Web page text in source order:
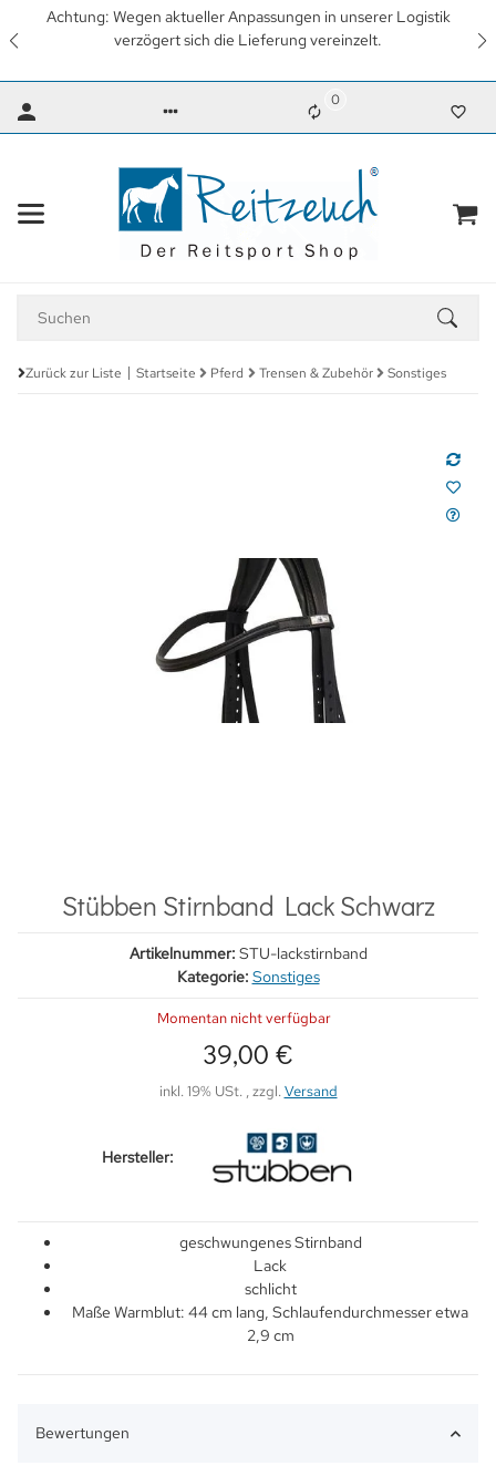
aktueller Anpassungen in unserer Logistik
verzögert sich die Lieferung vereinzelt.
Wir
wieder
0
Zurück zur Liste Startseite Pferd Trensen & Zubehör Sonstiges
Stübben Stirnband Lack Schwarz
Artikelnummer: STU-lackstirnband
Kategorie: Sonstiges
Momentan nicht verfügbar
39,00 €
inkl. 19% USt. , zzgl.Versand
Hersteller:
geschwungenes Stirnband
Lack
schlicht
Maße Warmblut: 44 cm lang, Schlaufendurchmesser etwa
2,9 cm
Bewertungen